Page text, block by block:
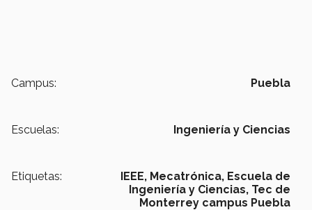
Campus: Puebla
Escuelas: Ingeniería y Ciencias
Etiquetas: IEEE, Mecatrónica, Escuela de
Ingeniería y Ciencias, Tec de
Monterrey campus Puebla